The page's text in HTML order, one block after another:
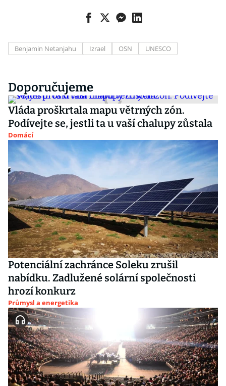
Benjamin Netanjahu Izrael OSN UNESCO
Doporučujeme
Vláda proškrtala mapu větrných zón.
Podívejte se, jestli ta u vaší chalupy zůstala
Domácí
Potenciální zachránce Soleku zrušil
nabídku. Zadlužené solární společnosti
hrozí konkurz
Průmysl a energetika